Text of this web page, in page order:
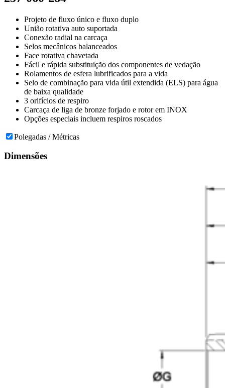
Projeto de fluxo único e fluxo duplo
União rotativa auto suportada
Conexão radial na carcaça
Selos mecânicos balanceados
Face rotativa chavetada
Fácil e rápida substituição dos componentes de vedação
Rolamentos de esfera lubrificados para a vida
Selo de combinação para vida útil extendida (ELS) para água
de baixa qualidade
3 orifícios de respiro
Carcaça de liga de bronze forjado e rotor em INOX
Opções especiais incluem respiros roscados
Polegadas / Métricas
Dimensões